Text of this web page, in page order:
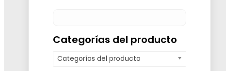
Categorías del producto
Categorías del producto